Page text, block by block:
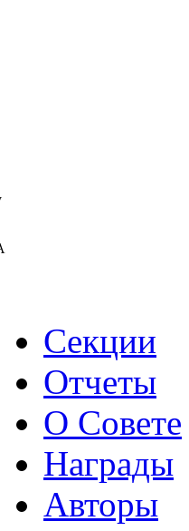
Секции
Отчеты
О Совете
Награды
Авторы